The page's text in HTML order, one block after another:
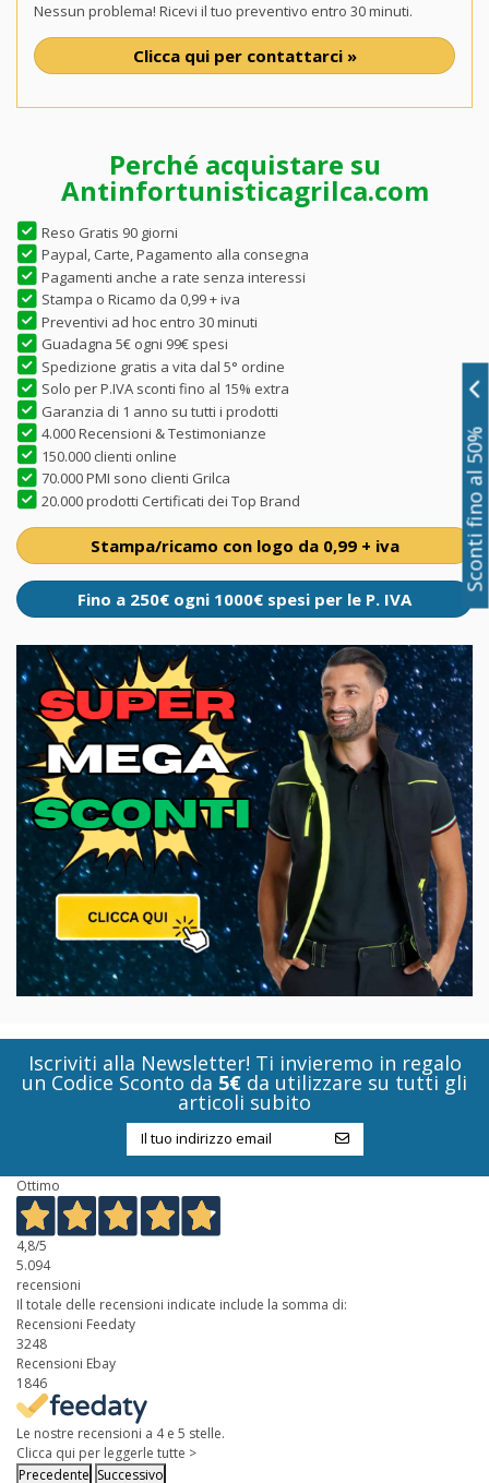
Nessun problema! Ricevi il tuo preventivo entro 30 minuti.
Clicca qui per contattarci »
Perché acquistare su
Antinfortunisticagrilca.com
Reso Gratis 90 giorni
Paypal, Carte, Pagamento alla consegna
Pagamenti anche a rate senza interessi
Stampa o Ricamo da 0,99 + iva
Preventivi ad hoc entro 30 minuti
Guadagna 5€ ogni 99€ spesi
Spedizione gratis a vita dal 5° ordine
Solo per P.IVA sconti fino al 15% extra
Garanzia di 1 anno su tutti i prodotti
4.000 Recensioni & Testimonianze
150.000 clienti online
70.000 PMI sono clienti Grilca
20.000 prodotti Certificati dei Top Brand
Stampa/ricamo con logo da 0,99 + iva
Fino a 250€ ogni 1000€ spesi per le P. IVA
Iscriviti alla Newsletter! Ti invieremo in regalo
un Codice Sconto da 5€ da utilizzare su tutti gli
articoli subito
Ottimo
4,8/5
5.094
recensioni
Il totale delle recensioni indicate include la somma di:
Recensioni Feedaty
3248
Recensioni Ebay
1846
Le nostre recensioni a 4 e 5 stelle.
Clicca qui per leggerle tutte >
Precedente Successivo
Sconti fino al 50%